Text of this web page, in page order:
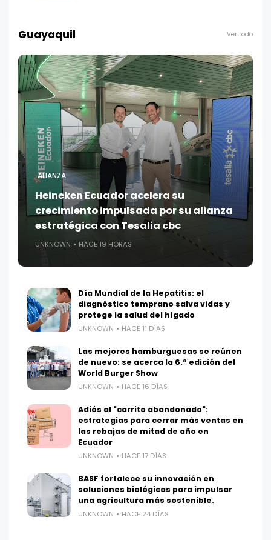
Guayaquil Ver todo
ALIANZA
Heineken Ecuador acelera su
crecimiento impulsada por su alianza
estratégica con Tesalia cbc
UNKNOWN HACE 19 HORAS
Día Mundial de la Hepatitis: el
diagnóstico temprano salva vidas y
protege la salud del hígado
UNKNOWN HACE 11 DÍAS
Las mejores hamburguesas se reúnen
de nuevo: se acerca la 6.ª edición del
World Burger Show
UNKNOWN HACE 16 DÍAS
Adiós al "carrito abandonado":
estrategias para cerrar más ventas en
las rebajas de mitad de año en
Ecuador
UNKNOWN HACE 17 DÍAS
BASF fortalece su innovación en
soluciones biológicas para impulsar
una agricultura más sostenible.
UNKNOWN HACE 24 DÍAS